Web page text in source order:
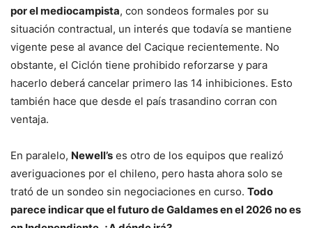
por el mediocampista, con sondeos formales por su
situación contractual, un interés que todavía se mantiene
vigente pese al avance del Cacique recientemente. No
obstante, el Ciclón tiene prohibido reforzarse y para
hacerlo deberá cancelar primero las 14 inhibiciones. Esto
también hace que desde el país trasandino corran con
ventaja.
En paralelo, Newell’s es otro de los equipos que realizó
averiguaciones por el chileno, pero hasta ahora solo se
trató de un sondeo sin negociaciones en curso. Todo
parece indicar que el futuro de Galdames en el 2026 no es